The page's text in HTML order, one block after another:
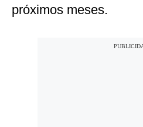
próximos meses.